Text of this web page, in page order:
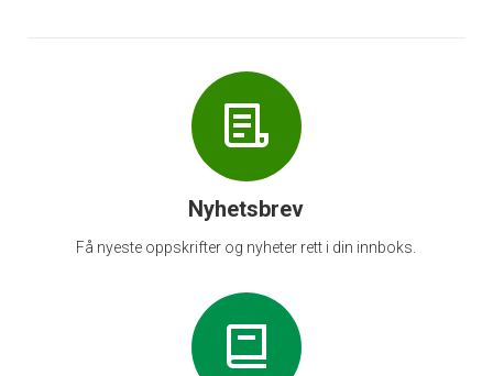
Nyhetsbrev
Få nyeste oppskrifter og nyheter rett i din innboks.